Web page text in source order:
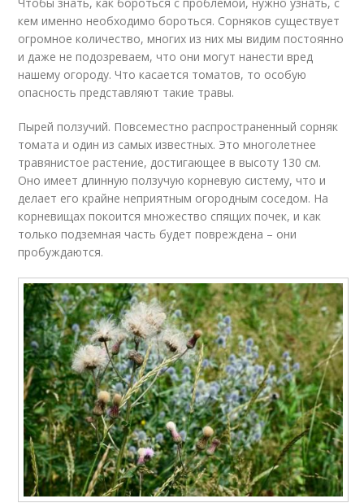
кем именно необходимо бороться. Сорняков существует
огромное количество, многих из них мы видим постоянно
и даже не подозреваем, что они могут нанести вред
нашему огороду. Что касается томатов, то особую
опасность представляют такие травы.
Пырей ползучий. Повсеместно распространенный сорняк
томата и один из самых известных. Это многолетнее
травянистое растение, достигающее в высоту 130 см.
Оно имеет длинную ползучую корневую систему, что и
делает его крайне неприятным огородным соседом. На
корневищах покоится множество спящих почек, и как
только подземная часть будет повреждена – они
пробуждаются.